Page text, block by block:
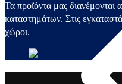
Τα προϊόντα μας
καταστημάτων. Στις
χώροι.